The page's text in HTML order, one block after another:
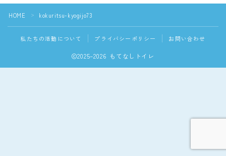
HOME ＞ kokuritsu-kyogijo73
私たちの活動について プライバシーポリシー お問い合わせ
2025–2026 もてなしトイレ